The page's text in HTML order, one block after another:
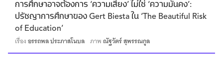
การศึกษาอาจต้องการ ‘ความเสี่ยง’ ไม่ใช่ ‘ความมั่นคง’:
ปรัชญาการศึกษาของ Gert Biesta ใน ‘The Beautiful Risk
of Education’
เรื่องอรรถพล ประภาสโนบล ภาพณัฐวัตร์ สุพรรณกูล